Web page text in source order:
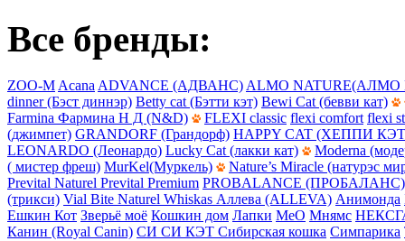
Все бренды:
ZOO-MAcanaADVANCE (АДВАНС)ALMO
dinner (Бэст диннэр) Betty cat (Бэтти кэт) Bewi Cat (бевви кат)
Farmina Фармина Н Д (N&D)
FLEXI classic flexi comfort flexi
(джимпет) GRANDORF (Грандорф) HAPPY CAT (ХЕППИ
LEONARDO (Леонардо) Lucky Cat (лакки кат)
Moderna
( мистер фреш) MurKel(Муркель)
Nature’s Miracle (натурэс
Prevital Naturel Prevital Premium PROBALANCE (ПРОБАЛАНС)
(трикси) Vial Bite Naturel Whiskas Аллева (ALLEVA) Анимонда
Ешкин Кот Зверьё моё Кошкин дом Лапки МеО Мнямс
Канин (Royal Canin) СИ СИ КЭТ Сибирская кошка Симпарика